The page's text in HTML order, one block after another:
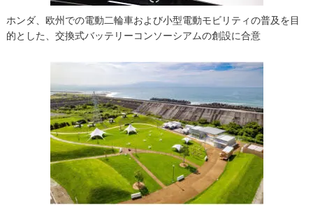
ホンダ、欧州での電動二輪車および小型電動モビリティの普及を目
的とした、交換式バッテリーコンソーシアムの創設に合意